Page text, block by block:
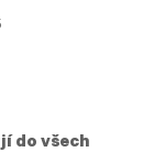
do všech